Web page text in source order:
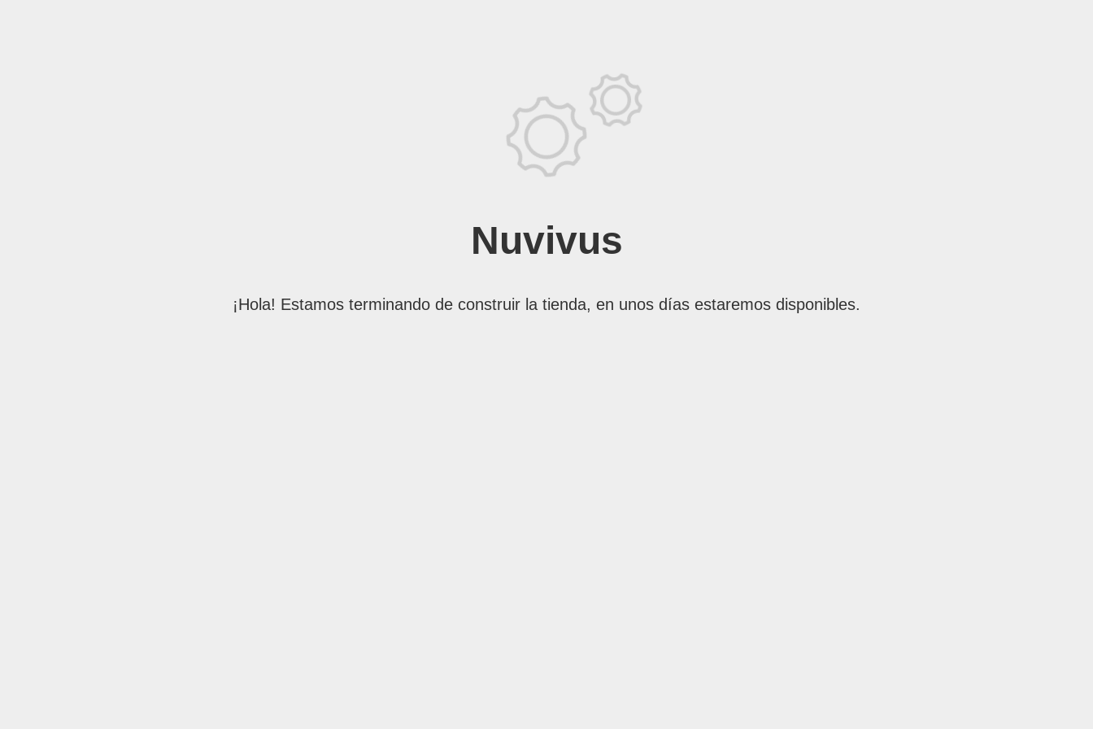
Nuvivus
¡Hola! Estamos terminando de construir la tienda, en unos días estaremos disponibles.